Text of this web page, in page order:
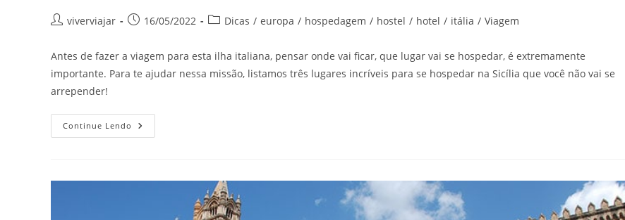
Autorviverviajar
Post16/05/2022
Categoria
post:
Dicas / europa / hospedagem / hostel / hotel / itália / Viagem
Antes de fazer a viagem para esta ilha italiana, pensar onde vai ficar, que lugar vai se hospedar, é extremamente
importante. Para te ajudar nessa missão, listamos três lugares incríveis para se hospedar na Sicília que você não vai se
arrepender!
Continue Lendo Lugares
Incríveis
Sicília